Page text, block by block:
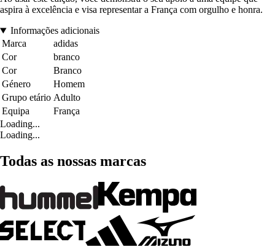
aspira à excelência e visa representar a França com orgulho e honra.
Informações adicionais
Marca
adidas
Cor
branco
Cor
Branco
Género
Homem
Grupo etário Adulto
Equipa
França
Loading...
Loading...
Todas as nossas marcas